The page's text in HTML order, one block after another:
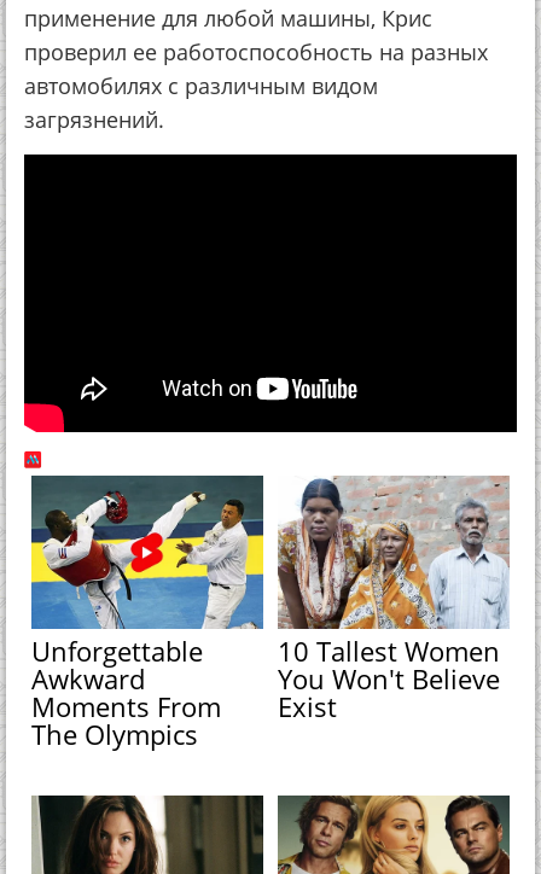
применение для любой машины, Крис
проверил ее работоспособность на разных
автомобилях с различным видом
загрязнений.
Unforgettable
Awkward
Moments From
The Olympics
10 Tallest Women
You Won't Believe
Exist